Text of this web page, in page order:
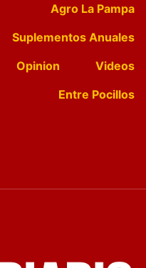
Agro La Pampa
Suplementos Anuales
Opinion
Videos
Entre Pocillos